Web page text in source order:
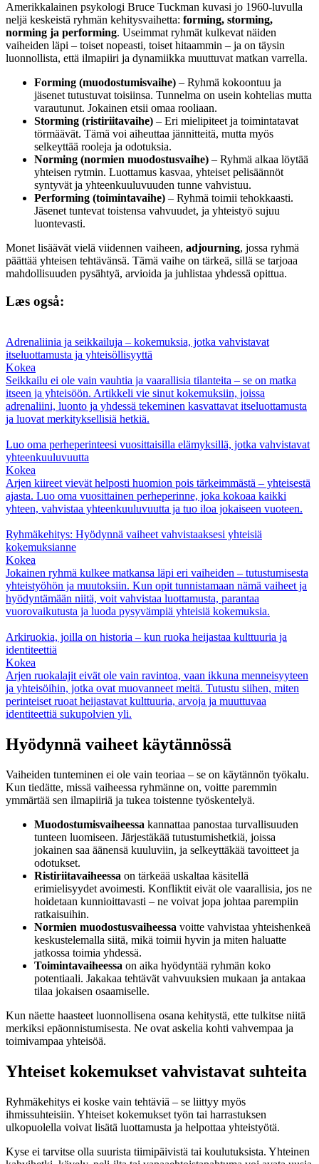
Amerikkalainen psykologi Bruce Tuckman kuvasi jo 1960-luvulla
neljä keskeistä ryhmän kehitysvaihetta: forming, storming,
norming ja performing. Useimmat ryhmät kulkevat näiden
vaiheiden läpi – toiset nopeasti, toiset hitaammin – ja on täysin
luonnollista, että ilmapiiri ja dynamiikka muuttuvat matkan varrella.
Forming (muodostumisvaihe) – Ryhmä kokoontuu ja
jäsenet tutustuvat toisiinsa. Tunnelma on usein kohtelias mutta
varautunut. Jokainen etsii omaa rooliaan.
Storming (ristiriitavaihe) – Eri mielipiteet ja toimintatavat
törmäävät. Tämä voi aiheuttaa jännitteitä, mutta myös
selkeyttää rooleja ja odotuksia.
Norming (normien muodostusvaihe) – Ryhmä alkaa löytää
yhteisen rytmin. Luottamus kasvaa, yhteiset pelisäännöt
syntyvät ja yhteenkuuluvuuden tunne vahvistuu.
Performing (toimintavaihe) – Ryhmä toimii tehokkaasti.
Jäsenet tuntevat toistensa vahvuudet, ja yhteistyö sujuu
luontevasti.
Monet lisäävät vielä viidennen vaiheen, adjourning, jossa ryhmä
päättää yhteisen tehtävänsä. Tämä vaihe on tärkeä, sillä se tarjoaa
mahdollisuuden pysähtyä, arvioida ja juhlistaa yhdessä opittua.
Læs også:
Adrenaliinia ja seikkailuja – kokemuksia, jotka vahvistavat
itseluottamusta ja yhteisöllisyyttä
Kokea
Seikkailu ei ole vain vauhtia ja vaarallisia tilanteita – se on matka
itseen ja yhteisöön. Artikkeli vie sinut kokemuksiin, joissa
adrenaliini, luonto ja yhdessä tekeminen kasvattavat itseluottamusta
ja luovat merkityksellisiä hetkiä.
Luo oma perheperinteesi vuosittaisilla elämyksillä, jotka vahvistavat
yhteenkuuluvuutta
Kokea
Arjen kiireet vievät helposti huomion pois tärkeimmästä – yhteisestä
ajasta. Luo oma vuosittainen perheperinne, joka kokoaa kaikki
yhteen, vahvistaa yhteenkuuluvuutta ja tuo iloa jokaiseen vuoteen.
Ryhmäkehitys: Hyödynnä vaiheet vahvistaaksesi yhteisiä
kokemuksianne
Kokea
Jokainen ryhmä kulkee matkansa läpi eri vaiheiden – tutustumisesta
yhteistyöhön ja muutoksiin. Kun opit tunnistamaan nämä vaiheet ja
hyödyntämään niitä, voit vahvistaa luottamusta, parantaa
vuorovaikutusta ja luoda pysyvämpiä yhteisiä kokemuksia.
Arkiruokia, joilla on historia – kun ruoka heijastaa kulttuuria ja
identiteettiä
Kokea
Arjen ruokalajit eivät ole vain ravintoa, vaan ikkuna menneisyyteen
ja yhteisöihin, jotka ovat muovanneet meitä. Tutustu siihen, miten
perinteiset ruoat heijastavat kulttuuria, arvoja ja muuttuvaa
identiteettiä sukupolvien yli.
Hyödynnä vaiheet käytännössä
Vaiheiden tunteminen ei ole vain teoriaa – se on käytännön työkalu.
Kun tiedätte, missä vaiheessa ryhmänne on, voitte paremmin
ymmärtää sen ilmapiiriä ja tukea toistenne työskentelyä.
Muodostumisvaiheessa kannattaa panostaa turvallisuuden
tunteen luomiseen. Järjestäkää tutustumishetkiä, joissa
jokainen saa äänensä kuuluviin, ja selkeyttäkää tavoitteet ja
odotukset.
Ristiriitavaiheessa on tärkeää uskaltaa käsitellä
erimielisyydet avoimesti. Konfliktit eivät ole vaarallisia, jos ne
hoidetaan kunnioittavasti – ne voivat jopa johtaa parempiin
ratkaisuihin.
Normien muodostusvaiheessa voitte vahvistaa yhteishenkeä
keskustelemalla siitä, mikä toimii hyvin ja miten haluatte
jatkossa toimia yhdessä.
Toimintavaiheessa on aika hyödyntää ryhmän koko
potentiaali. Jakakaa tehtävät vahvuuksien mukaan ja antakaa
tilaa jokaisen osaamiselle.
Kun näette haasteet luonnollisena osana kehitystä, ette tulkitse niitä
merkiksi epäonnistumisesta. Ne ovat askelia kohti vahvempaa ja
toimivampaa yhteisöä.
Yhteiset kokemukset vahvistavat suhteita
Ryhmäkehitys ei koske vain tehtäviä – se liittyy myös
ihmissuhteisiin. Yhteiset kokemukset työn tai harrastuksen
ulkopuolella voivat lisätä luottamusta ja helpottaa yhteistyötä.
Kyse ei tarvitse olla suurista tiimipäivistä tai koulutuksista. Yhteinen